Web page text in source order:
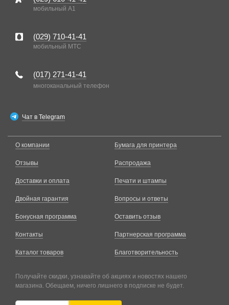
мобильный A1
(029) 710-41-41
мобильный MTC
(017) 271-41-41
многоканальный телефон
Чат в Telegram
О компании
Отзывы
Доставки и оплата
Двойная гарантия
Бонусная программа
Контакты
Каталог товаров
Бумага для принтера
Распродажа
Печати и штампы
Вопросы и ответы
Оставить отзыв
Партнерская программа
Благотворительность
Получайте скидки, узнавайте об акциях и новостях нашего
магазина. Обещаем, ничего лишнего в подписке не будет.